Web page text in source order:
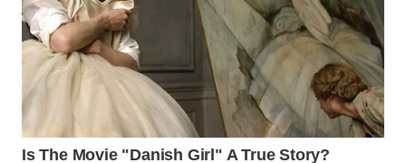
LABUHANBATU
WN
TAPANULI
TENGAH
WN DELI